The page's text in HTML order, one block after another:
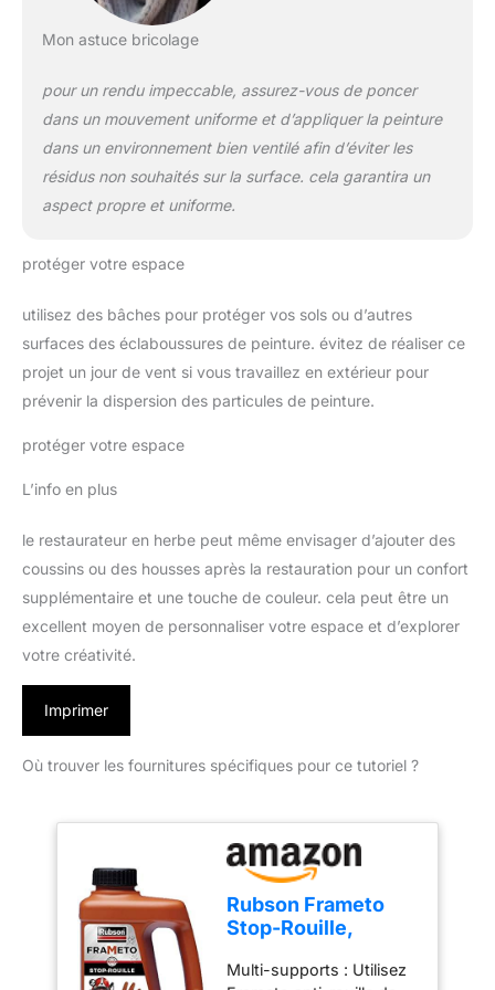
Mon astuce bricolage
pour un rendu impeccable, assurez-vous de poncer
dans un mouvement uniforme et d’appliquer la peinture
dans un environnement bien ventilé afin d’éviter les
résidus non souhaités sur la surface. cela garantira un
aspect propre et uniforme.
protéger votre espace
utilisez des bâches pour protéger vos sols ou d’autres
surfaces des éclaboussures de peinture. évitez de réaliser ce
projet un jour de vent si vous travaillez en extérieur pour
prévenir la dispersion des particules de peinture.
protéger votre espace
L’info en plus
le restaurateur en herbe peut même envisager d’ajouter des
coussins ou des housses après la restauration pour un confort
supplémentaire et une touche de couleur. cela peut être un
excellent moyen de personnaliser votre espace et d’explorer
votre créativité.
Imprimer
Où trouver les fournitures spécifiques pour ce tutoriel ?
Rubson Frameto
Stop-Rouille,
Rouille, Bidon
Multi-supports : Utilisez